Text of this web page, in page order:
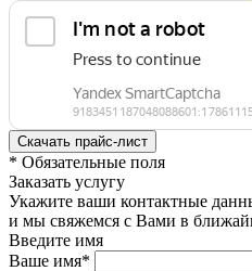
* Обязательные поля
Заказать услугу
Укажите ваши контактные
и мы свяжемся с Вами в
Введите имя
Ваше имя*